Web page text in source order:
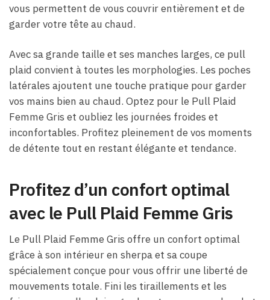
vous permettent de vous couvrir entièrement et de
garder votre tête au chaud.
Avec sa grande taille et ses manches larges, ce pull
plaid convient à toutes les morphologies. Les poches
latérales ajoutent une touche pratique pour garder
vos mains bien au chaud. Optez pour le Pull Plaid
Femme Gris et oubliez les journées froides et
inconfortables. Profitez pleinement de vos moments
de détente tout en restant élégante et tendance.
Profitez d’un confort optimal
avec le Pull Plaid Femme Gris
Le Pull Plaid Femme Gris offre un confort optimal
grâce à son intérieur en sherpa et sa coupe
spécialement conçue pour vous offrir une liberté de
mouvements totale. Fini les tiraillements et les